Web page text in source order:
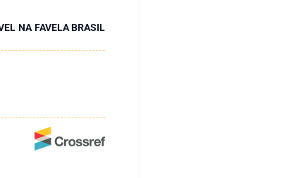
NA FAVELA BRASIL